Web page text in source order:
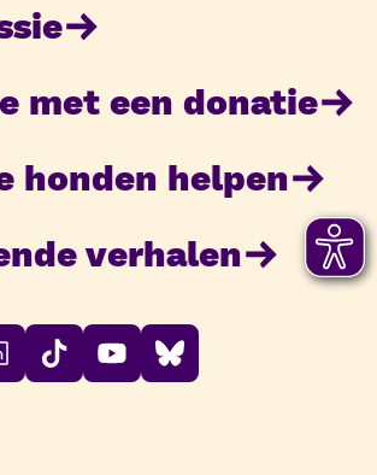
met een donatie
honden helpen
verhalen